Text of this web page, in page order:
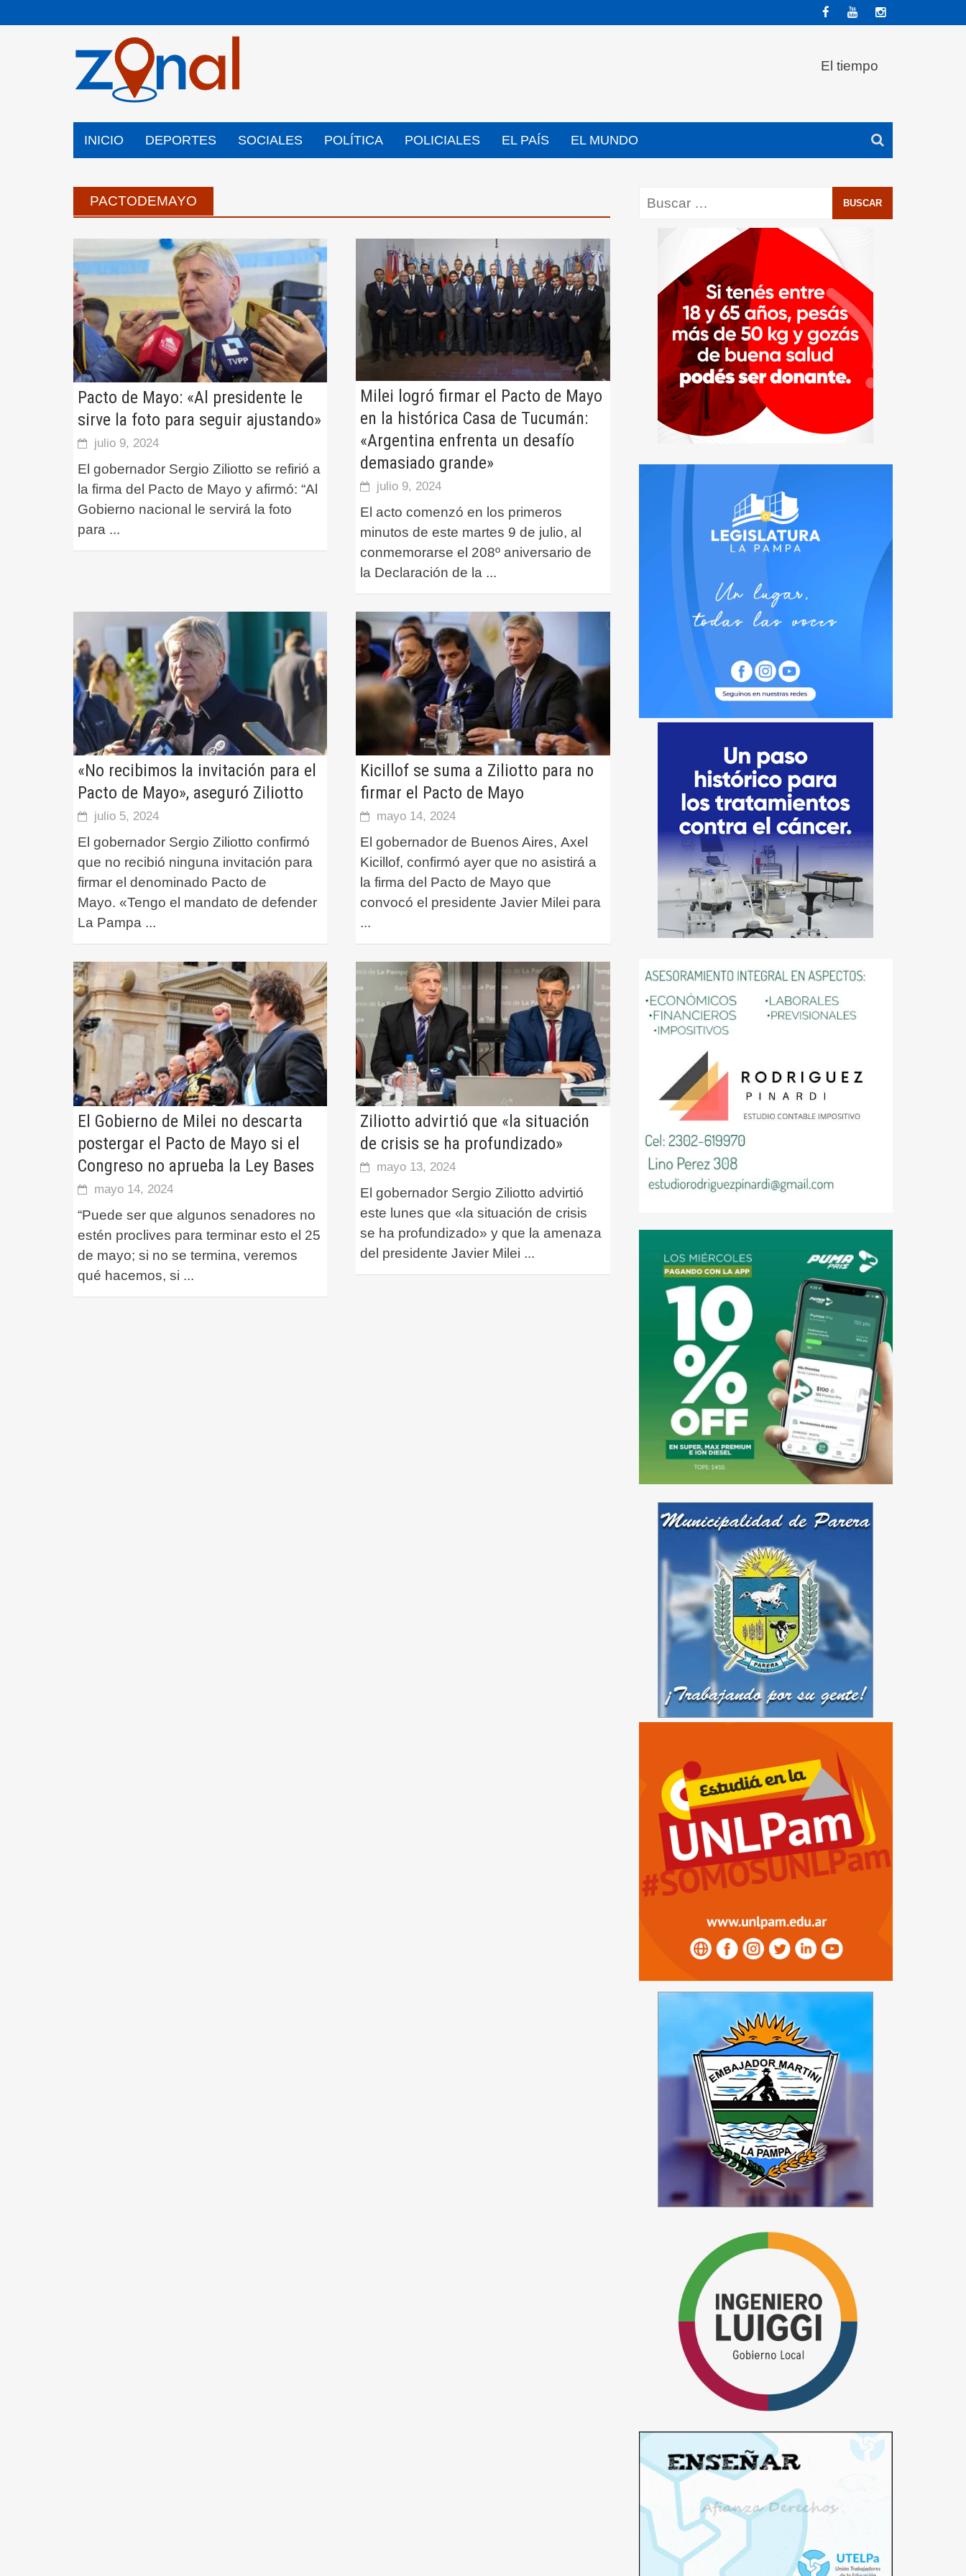
al
El tiempo
INICIO DEPORTES SOCIALES POLÍTICA POLICIALES EL PAÍS EL MUNDO
PACTODEMAYO
Pacto de Mayo: «Al presidente le
sirve la foto para seguir ajustando»
julio 9, 2024
El gobernador Sergio Ziliotto se refirió a
la firma del Pacto de Mayo y afirmó: “Al
Gobierno nacional le servirá la foto
para ...
Milei logró firmar el Pacto de Mayo
en la histórica Casa de Tucumán:
«Argentina enfrenta un desafío
demasiado grande»
julio 9, 2024
El acto comenzó en los primeros
minutos de este martes 9 de julio, al
conmemorarse el 208º aniversario de
la Declaración de la ...
«No recibimos la invitación para el
Pacto de Mayo», aseguró Ziliotto
julio 5, 2024
El gobernador Sergio Ziliotto confirmó
que no recibió ninguna invitación para
firmar el denominado Pacto de
Mayo. «Tengo el mandato de defender
La Pampa ...
Kicillof se suma a Ziliotto para no
firmar el Pacto de Mayo
mayo 14, 2024
El gobernador de Buenos Aires, Axel
Kicillof, confirmó ayer que no asistirá a
la firma del Pacto de Mayo que
convocó el presidente Javier Milei para
...
El Gobierno de Milei no descarta
postergar el Pacto de Mayo si el
Congreso no aprueba la Ley Bases
mayo 14, 2024
“Puede ser que algunos senadores no
estén proclives para terminar esto el 25
de mayo; si no se termina, veremos
qué hacemos, si ...
Ziliotto advirtió que «la situación
de crisis se ha profundizado»
mayo 13, 2024
El gobernador Sergio Ziliotto advirtió
este lunes que «la situación de crisis
se ha profundizado» y que la amenaza
del presidente Javier Milei ...
Buscar: